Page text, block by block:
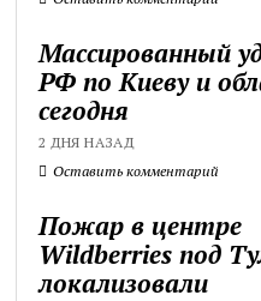
Массированный
РФ по Киеву и
сегодня
2 ДНЯ НАЗАД
Оставить комментарий
Пожар в центре
Wildberries под
локализовали